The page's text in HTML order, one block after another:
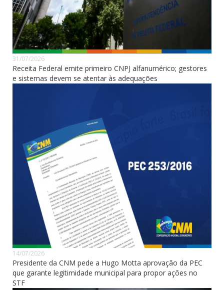
31/07/2026
Receita Federal emite primeiro CNPJ alfanumérico; gestores
e sistemas devem se atentar às adequações
14/07/2026
Presidente da CNM pede a Hugo Motta aprovação da PEC
que garante legitimidade municipal para propor ações no
STF